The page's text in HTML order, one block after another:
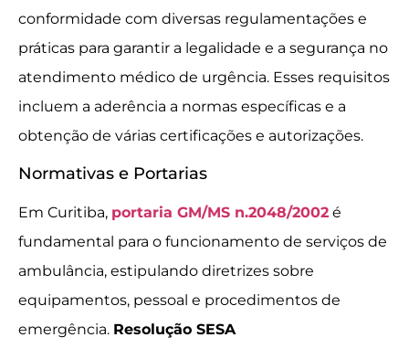
conformidade com diversas regulamentações e
práticas para garantir a legalidade e a segurança no
atendimento médico de urgência. Esses requisitos
incluem a aderência a normas específicas e a
obtenção de várias certificações e autorizações.
Normativas e Portarias
Em Curitiba, portaria GM/MS n.2048/2002 é
fundamental para o funcionamento de serviços de
ambulância, estipulando diretrizes sobre
equipamentos, pessoal e procedimentos de
emergência. Resolução SESA